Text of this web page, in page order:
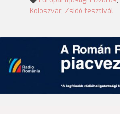
Koloszvár, Zsidó fesztivál